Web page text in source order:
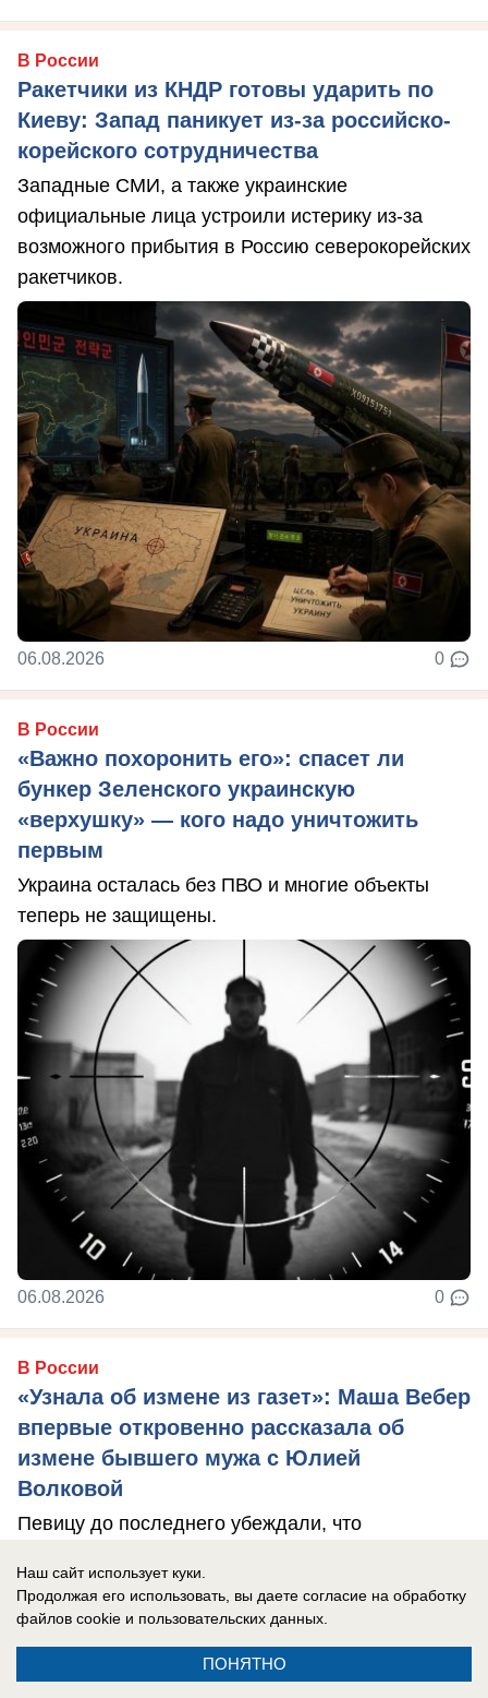
В России
Ракетчики из КНДР готовы ударить по
Киеву: Запад паникует из-за российско-
корейского сотрудничества
Западные СМИ, а также украинские
официальные лица устроили истерику из-за
возможного прибытия в Россию северокорейских
ракетчиков.
06.08.2026 0
В России
«Важно похоронить его»: спасет ли
бункер Зеленского украинскую
«верхушку» — кого надо уничтожить
первым
Украина осталась без ПВО и многие объекты
теперь не защищены.
06.08.2026 0
В России
«Узнала об измене из газет»: Маша Вебер
впервые откровенно рассказала об
измене бывшего мужа с Юлией
Волковой
Певицу до последнего убеждали, что
Наш сайт использует куки.
Продолжая его использовать, вы даете согласие на обработку
файлов cookie и пользовательских данных.
ПОНЯТНО